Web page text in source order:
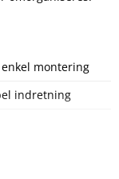
montering
indretning